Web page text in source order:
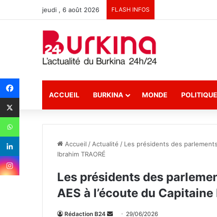
jeudi , 6 août 2026 FLASH INFOS
ACCUEIL BURKINA MONDE POLITIQUE
Accueil / Actualité / Les présidents des
Ibrahim TRAORÉ
Les présidents des
AES à l’écoute du
Rédaction B24 29/06/2026